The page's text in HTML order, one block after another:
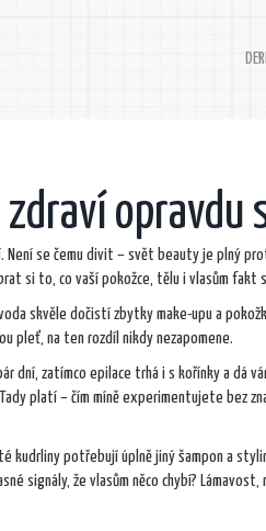
opravdu
Není se čemu divit – svět beauty je plný
si to, co vaší pokožce, tělu i vlasům fakt
skvěle dočistí zbytky make-upu a
pleť, na ten rozdíl nikdy nezapomene.
dní, zatímco epilace trhá i s kořínky a dá
platí – čím míně experimentujete bez
kudrliny potřebují úplně jiný šampon a
signály, že vlasům něco chybí?